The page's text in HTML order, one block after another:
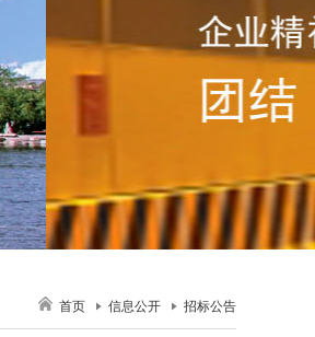
首页 信息公开 招标公告